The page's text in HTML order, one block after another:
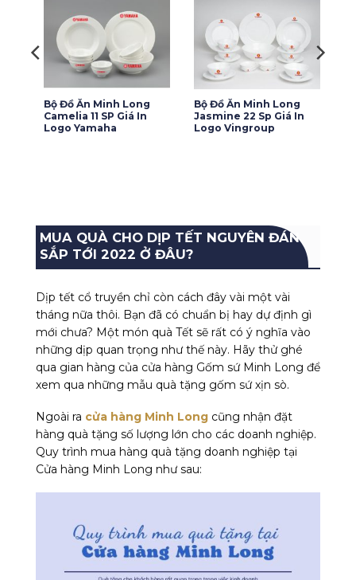
Bộ Đồ Ăn Minh Long
Camelia 11 SP Giá In
Logo Yamaha
Bộ Đồ Ăn Minh Long
Jasmine 22 Sp Giá In
Logo Vingroup
MUA QUÀ CHO DỊP TẾT NGUYÊN ĐÁN
SẮP TỚI 2022 Ở ĐÂU?
Dịp tết cổ truyền chỉ còn cách đây vài một vài
tháng nữa thôi. Bạn đã có chuẩn bị hay dự định gì
mới chưa? Một món quà Tết sẽ rất có ý nghĩa vào
những dịp quan trọng như thế này. Hãy thử ghé
qua gian hàng của cửa hàng Gốm sứ Minh Long để
xem qua những mẫu quà tặng gốm sứ xịn sò.
Ngoài ra cửa hàng Minh Long cũng nhận đặt
hàng quà tặng số lượng lớn cho các doanh nghiệp.
Quy trình mua hàng quà tặng doanh nghiệp tại
Cửa hàng Minh Long như sau: